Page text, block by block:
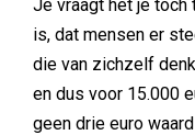
Je vraagt het je
is, dat mensen er
die van zichzelf
en dus voor 15.000
geen drie euro